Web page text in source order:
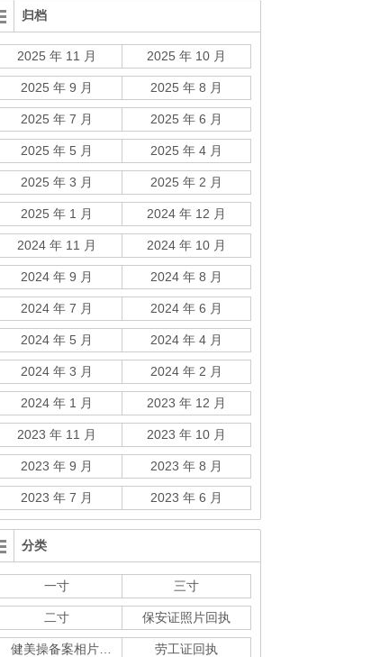
归档
2025 年 11 月 2025 年 10 月
2025 年 9 月 2025 年 8 月
2025 年 7 月 2025 年 6 月
2025 年 5 月 2025 年 4 月
2025 年 3 月 2025 年 2 月
2025 年 1 月 2024 年 12 月
2024 年 11 月 2024 年 10 月
2024 年 9 月 2024 年 8 月
2024 年 7 月 2024 年 6 月
2024 年 5 月 2024 年 4 月
2024 年 3 月 2024 年 2 月
2024 年 1 月 2023 年 12 月
2023 年 11 月 2023 年 10 月
2023 年 9 月 2023 年 8 月
2023 年 7 月 2023 年 6 月
分类
一寸 三寸
二寸 保安证照片回执
劳工证回执